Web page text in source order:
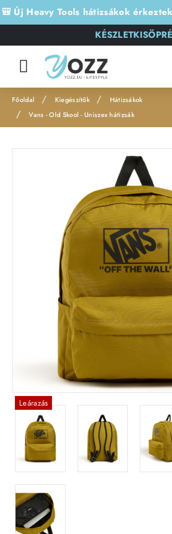
🎒 Új Heavy Tools hátizsákok
o
Kiegészítők
Hátizsákok
Vans - Old Skool - Uniszex hátizsák
Leárazás